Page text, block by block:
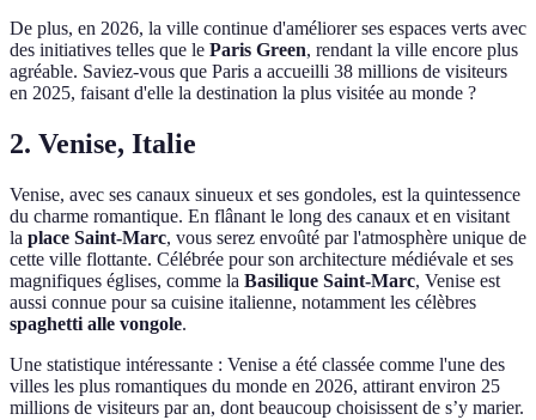
De plus, en 2026, la ville continue d'améliorer ses espaces verts avec
des initiatives telles que le Paris Green, rendant la ville encore plus
agréable. Saviez-vous que Paris a accueilli 38 millions de visiteurs
en 2025, faisant d'elle la destination la plus visitée au monde ?
2. Venise, Italie
Venise, avec ses canaux sinueux et ses gondoles, est la quintessence
du charme romantique. En flânant le long des canaux et en visitant
la place Saint-Marc, vous serez envoûté par l'atmosphère unique de
cette ville flottante. Célébrée pour son architecture médiévale et ses
magnifiques églises, comme la Basilique Saint-Marc, Venise est
aussi connue pour sa cuisine italienne, notamment les célèbres
spaghetti alle vongole.
Une statistique intéressante : Venise a été classée comme l'une des
villes les plus romantiques du monde en 2026, attirant environ 25
millions de visiteurs par an, dont beaucoup choisissent de s’y marier.